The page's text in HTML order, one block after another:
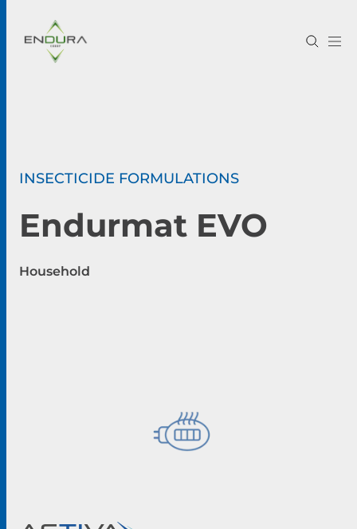
INSECTICIDE FORMULATIONS
Endurmat EVO
Household